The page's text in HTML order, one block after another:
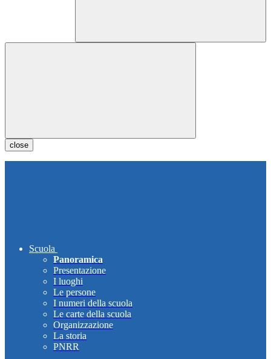
close
Scuola
Panoramica
Presentazione
I luoghi
Le persone
I numeri della scuola
Le carte della scuola
Organizzazione
La storia
PNRR